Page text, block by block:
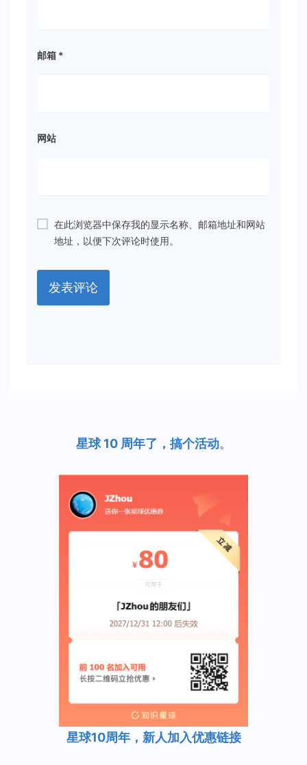
邮箱 *
网站
在此浏览器中保存我的显示名称、邮箱地址和网站
地址，以便下次评论时使用。
星球 10 周年了，搞个活动。
星球10周年，新人加入优惠链接